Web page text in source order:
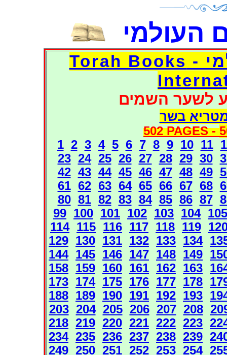
העולמי
דפי אוצר הספרים העולמי - Torah Books
לשער השמים
בשר
502 PAGES -
1 2 3 4 5 6 7 8 9 10 11
23 24 25 26 27 28 29 30
42 43 44 45 46 47 48 49
61 62 63 64 65 66 67 68
80 81 82 83 84 85 86 87
99 100 101 102 103 104 105
114 115 116 117 118 119
129 130 131 132 133 134
144 145 146 147 148 149
158 159 160 161 162 163
173 174 175 176 177 178
188 189 190 191 192 193
203 204 205 206 207 208
218 219 220 221 222 223
234 235 236 237 238 239
249 250 251 252 253 254